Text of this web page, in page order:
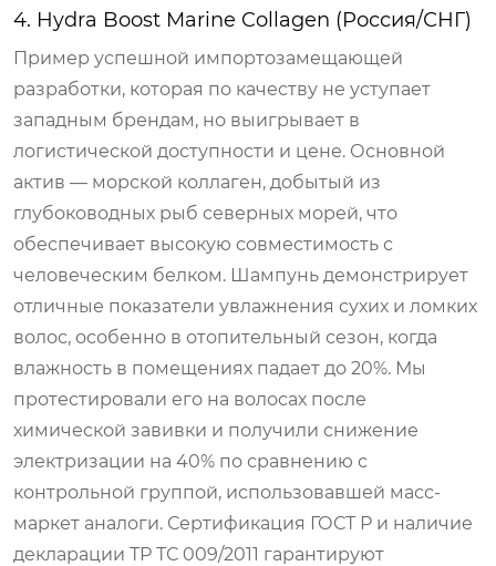
4. Hydra Boost Marine Collagen (Россия/СНГ)
Пример успешной импортозамещающей
разработки, которая по качеству не уступает
западным брендам, но выигрывает в
логистической доступности и цене. Основной
актив — морской коллаген, добытый из
глубоководных рыб северных морей, что
обеспечивает высокую совместимость с
человеческим белком. Шампунь демонстрирует
отличные показатели увлажнения сухих и ломких
волос, особенно в отопительный сезон, когда
влажность в помещениях падает до 20%. Мы
протестировали его на волосах после
химической завивки и получили снижение
электризации на 40% по сравнению с
контрольной группой, использовавшей масс-
маркет аналоги. Сертификация ГОСТ Р и наличие
декларации ТР ТС 009/2011 гарантируют